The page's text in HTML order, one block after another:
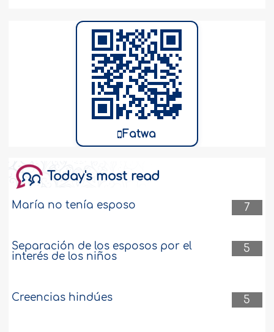
Fatwa
Today's most read
7
María no tenía esposo
5
Separación de los esposos por el
interés de los niños
5
Creencias hindúes